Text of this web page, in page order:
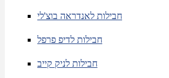
חבילות לאנדראה בוצ'לי
חבילות לדיפ פרפל
חבילות לניק קייב